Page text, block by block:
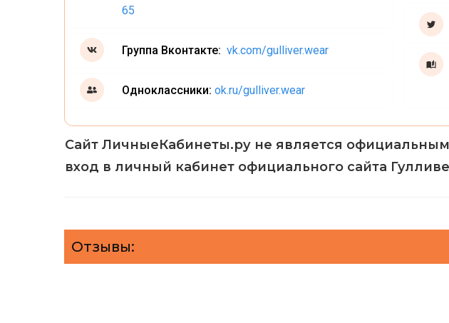
65
Группа Вконтакте: vk.com/gulliver.wear
Одноклассники: ok.ru/gulliver.wear
Сайт ЛичныеКабинеты.ру не является
вход в личный кабинет официального сайта
Отзывы: